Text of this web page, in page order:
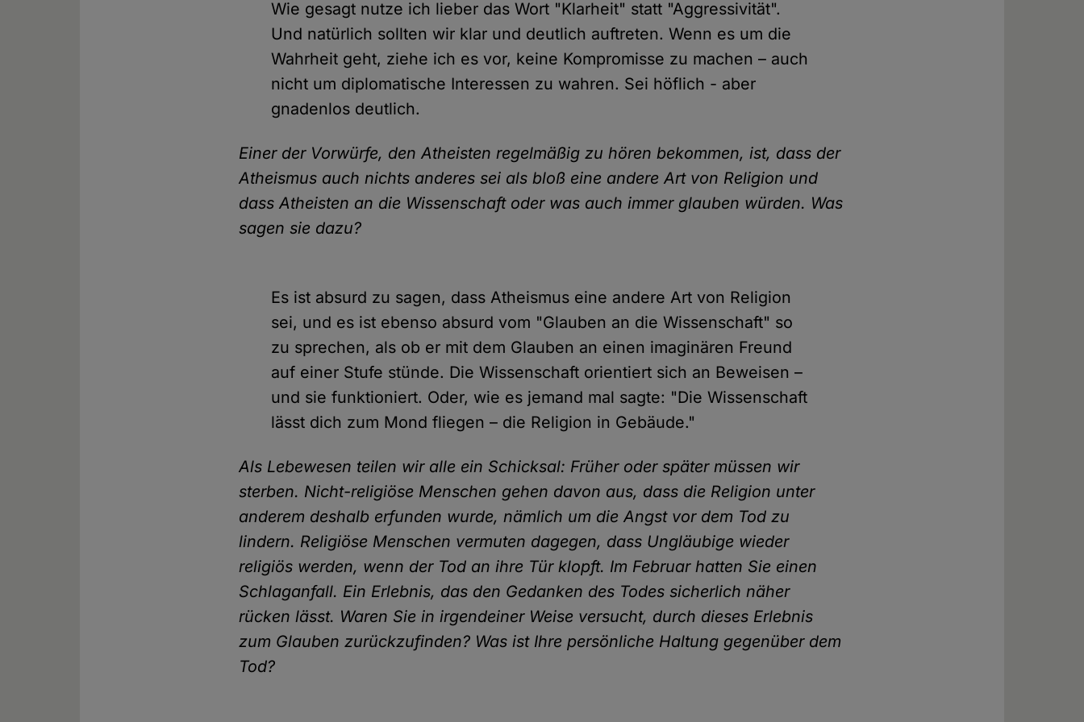
Wie gesagt nutze ich lieber das Wort "Klarheit" statt "Aggressivität".
Und natürlich sollten wir klar und deutlich auftreten. Wenn es um die
Wahrheit geht, ziehe ich es vor, keine Kompromisse zu machen – auch
nicht um diplomatische Interessen zu wahren. Sei höflich - aber
gnadenlos deutlich.
Einer der Vorwürfe, den Atheisten regelmäßig zu hören bekommen, ist, dass der
Atheismus auch nichts anderes sei als bloß eine andere Art von Religion und
dass Atheisten an die Wissenschaft oder was auch immer glauben würden. Was
sagen sie dazu?
Es ist absurd zu sagen, dass Atheismus eine andere Art von Religion
sei, und es ist ebenso absurd vom "Glauben an die Wissenschaft" so
zu sprechen, als ob er mit dem Glauben an einen imaginären Freund
auf einer Stufe stünde. Die Wissenschaft orientiert sich an Beweisen –
und sie funktioniert. Oder, wie es jemand mal sagte: "Die Wissenschaft
lässt dich zum Mond fliegen – die Religion in Gebäude."
Als Lebewesen teilen wir alle ein Schicksal: Früher oder später müssen wir
sterben. Nicht-religiöse Menschen gehen davon aus, dass die Religion unter
anderem deshalb erfunden wurde, nämlich um die Angst vor dem Tod zu
lindern. Religiöse Menschen vermuten dagegen, dass Ungläubige wieder
religiös werden, wenn der Tod an ihre Tür klopft. Im Februar hatten Sie einen
Schlaganfall. Ein Erlebnis, das den Gedanken des Todes sicherlich näher
rücken lässt. Waren Sie in irgendeiner Weise versucht, durch dieses Erlebnis
zum Glauben zurückzufinden? Was ist Ihre persönliche Haltung gegenüber dem
Tod?